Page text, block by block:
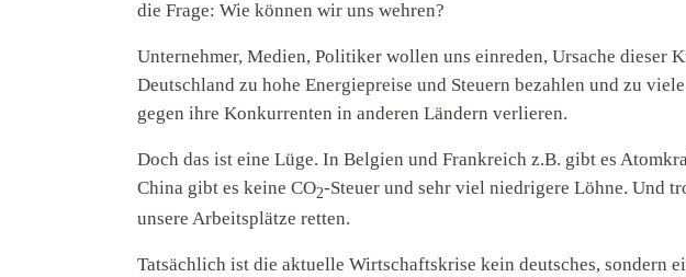
die Frage: Wie können wir uns wehren?
Unternehmer, Medien, Politiker wollen uns einreden, Ursache
Deutschland zu hohe Energiepreise und Steuern bezahlen und zu
gegen ihre Konkurrenten in anderen Ländern verlieren.
Doch das ist eine Lüge. In Belgien und Frankreich z.B. gibt es
China gibt es keine CO2-Steuer und sehr viel niedrigere Löhne. Und
unsere Arbeitsplätze retten.
Tatsächlich ist die aktuelle Wirtschaftskrise kein deutsches, sondern